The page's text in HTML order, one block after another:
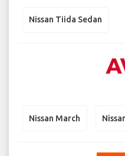
Nissan Tiida Sedan
Nissan March